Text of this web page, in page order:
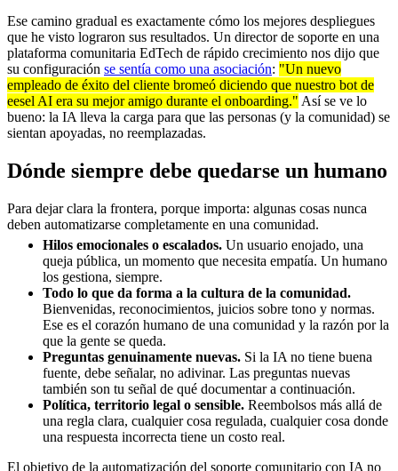
Ese camino gradual es exactamente cómo los mejores despliegues
que he visto lograron sus resultados. Un director de soporte en una
plataforma comunitaria EdTech de rápido crecimiento nos dijo que
su configuración se sentía como una asociación: "Un nuevo
empleado de éxito del cliente bromeó diciendo que nuestro bot de
eesel AI era su mejor amigo durante el onboarding." Así se ve lo
bueno: la IA lleva la carga para que las personas (y la comunidad) se
sientan apoyadas, no reemplazadas.
Dónde siempre debe quedarse un humano
Para dejar clara la frontera, porque importa: algunas cosas nunca
deben automatizarse completamente en una comunidad.
Hilos emocionales o escalados. Un usuario enojado, una
queja pública, un momento que necesita empatía. Un humano
los gestiona, siempre.
Todo lo que da forma a la cultura de la comunidad.
Bienvenidas, reconocimientos, juicios sobre tono y normas.
Ese es el corazón humano de una comunidad y la razón por la
que la gente se queda.
Preguntas genuinamente nuevas. Si la IA no tiene buena
fuente, debe señalar, no adivinar. Las preguntas nuevas
también son tu señal de qué documentar a continuación.
Política, territorio legal o sensible. Reembolsos más allá de
una regla clara, cualquier cosa regulada, cualquier cosa donde
una respuesta incorrecta tiene un costo real.
El objetivo de la automatización del soporte comunitario con IA no